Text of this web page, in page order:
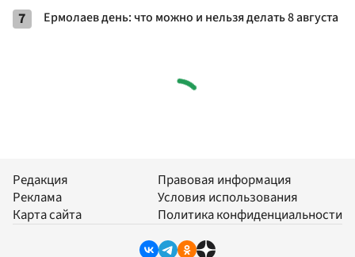
7 Ермолаев день: что можно и нельзя делать 8 августа
Редакция
Реклама
Карта сайта
Правовая информация
Условия использования
Политика конфиденциальности